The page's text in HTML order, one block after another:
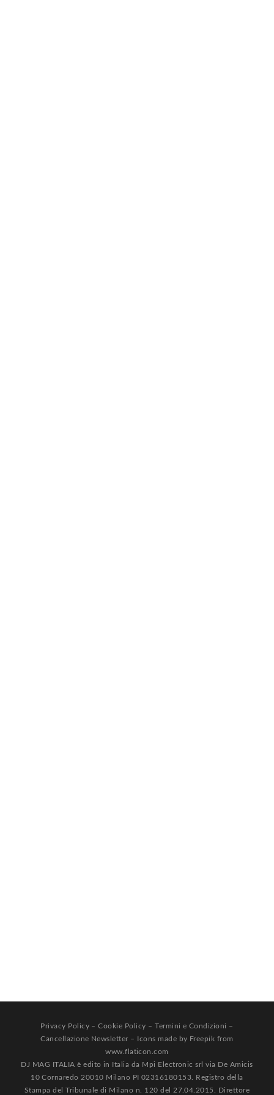
Privacy Policy –Cookie Policy –Termini e Condizioni –
Cancellazione Newsletter – Icons made by Freepik from
www.flaticon.com
DJ MAG ITALIA è edito in Italia da Mpi Electronic srl via De Amicis
10 Cornaredo 20010 Milano PI 02316180153. Registro della
Stampa del Tribunale di Milano n. 120 del 27.04.2015. Direttore